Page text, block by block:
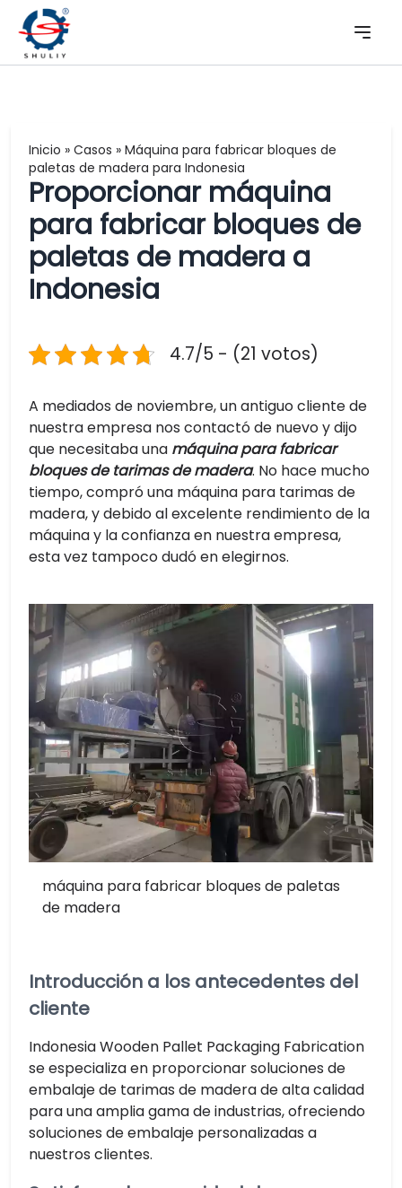
Inicio » Casos » Máquina para fabricar bloques de
paletas de madera para Indonesia
Proporcionar máquina
para fabricar bloques de
paletas de madera a
Indonesia
4.7/5 - (21 votos)
A mediados de noviembre, un antiguo cliente de
nuestra empresa nos contactó de nuevo y dijo
que necesitaba una máquina para fabricar
bloques de tarimas de madera. No hace mucho
tiempo, compró una máquina para tarimas de
madera, y debido al excelente rendimiento de la
máquina y la confianza en nuestra empresa,
esta vez tampoco dudó en elegirnos.
máquina para fabricar bloques de paletas
de madera
Introducción a los antecedentes del
cliente
Indonesia Wooden Pallet Packaging Fabrication
se especializa en proporcionar soluciones de
embalaje de tarimas de madera de alta calidad
para una amplia gama de industrias, ofreciendo
soluciones de embalaje personalizadas a
nuestros clientes.